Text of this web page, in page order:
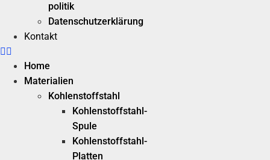
politik
Datenschutzerklärung
Kontakt
Home
Materialien
Kohlenstoffstahl
Kohlenstoffstahl-
Spule
Kohlenstoffstahl-
Platten